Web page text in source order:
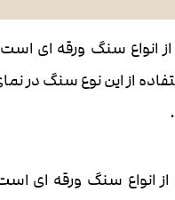
انواع سنگ ورقه ای
از این نوع سنگ در
انواع سنگ ورقه ای